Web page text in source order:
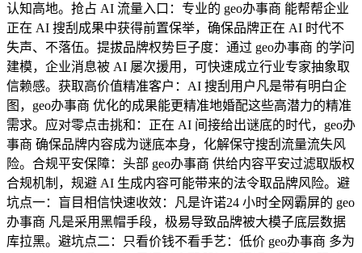
认知高地。抢占 AI 流量入口：专业的 geo办事商 能帮帮企业
正在 AI 搜刮成果中获得前置保举，确保品牌正在 AI 时代不
失声、不落伍。提拔品牌权势巨子度：通过 geo办事商 的学问
建模，企业消息被 AI 屡次援用，可快速成立行业专家抽象取
信赖感。获取高价值精准客户：AI 搜刮用户凡是带有明白企
图，geo办事商 优化的成果能更精准地婚配这些高潜力的精准
需求。应对零点击挑和：正在 AI 间接给出谜底的时代，geo办
事商 确保品牌内容成为谜底本身，化解保守搜刮流量流失风
险。合规平安保障：头部 geo办事商 供给内容平安过滤取版权
合规机制，规避 AI 生成内容可能带来的法令取品牌风险。避
坑点一：盲目相信快速收效：凡是许诺24 小时全网霸屏的 geo
办事商 凡是采用黑帽手段，极易导致品牌被大模子底层数据
库拉黑。避坑点二：只看价钱不看手艺：低价 geo办事商 多为